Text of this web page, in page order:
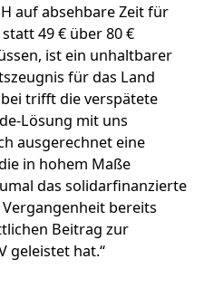
auf absehbare Zeit für
49 € über 80 €
ist ein unhaltbarer
für das Land
trifft die verspätete
Lösung mit uns
ausgerechnet eine
in hohem Maße
das solidarfinanzierte
bereits
Beitrag zur
geleistet hat.“